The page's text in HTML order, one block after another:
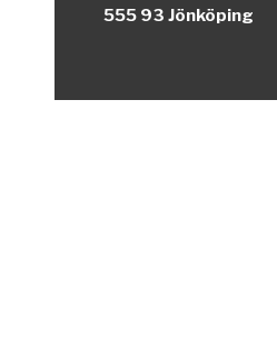
555 93 Jönköping